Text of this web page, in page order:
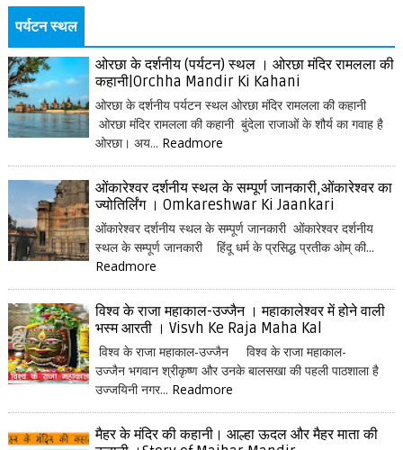
पर्यटन स्थल
ओरछा के दर्शनीय (पर्यटन) स्थल । ओरछा मंदिर रामलला की
कहानी|Orchha Mandir Ki Kahani
ओरछा के दर्शनीय पर्यटन स्थल ओरछा मंदिर रामलला की कहानी
ओरछा मंदिर रामलला की कहानी बुंदेला राजाओं के शौर्य का गवाह है
ओरछा। अय... Readmore
ओंकारेश्वर दर्शनीय स्थल के सम्पूर्ण जानकारी,ओंकारेश्वर का
ज्योतिर्लिंग । Omkareshwar Ki Jaankari
ओंकारेश्वर दर्शनीय स्थल के सम्पूर्ण जानकारी ओंकारेश्वर दर्शनीय
स्थल के सम्पूर्ण जानकारी हिंदू धर्म के प्रसिद्ध प्रतीक ओम् की...
Readmore
विश्व के राजा महाकाल-उज्जैन । महाकालेश्वर में होने वाली
भस्म आरती । Visvh Ke Raja Maha Kal
विश्व के राजा महाकाल-उज्जैन विश्व के राजा महाकाल-
उज्जैन भगवान श्रीकृष्ण और उनके बालसखा की पहली पाठशाला है
उज्जयिनी नगर... Readmore
मैहर के मंदिर की कहानी। आल्हा ऊदल और मैहर माता की